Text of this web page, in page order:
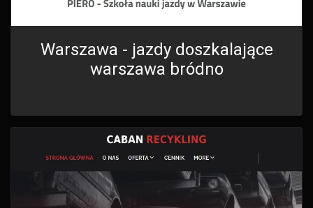
Warszawa - jazdy doszkalające
warszawa bródno